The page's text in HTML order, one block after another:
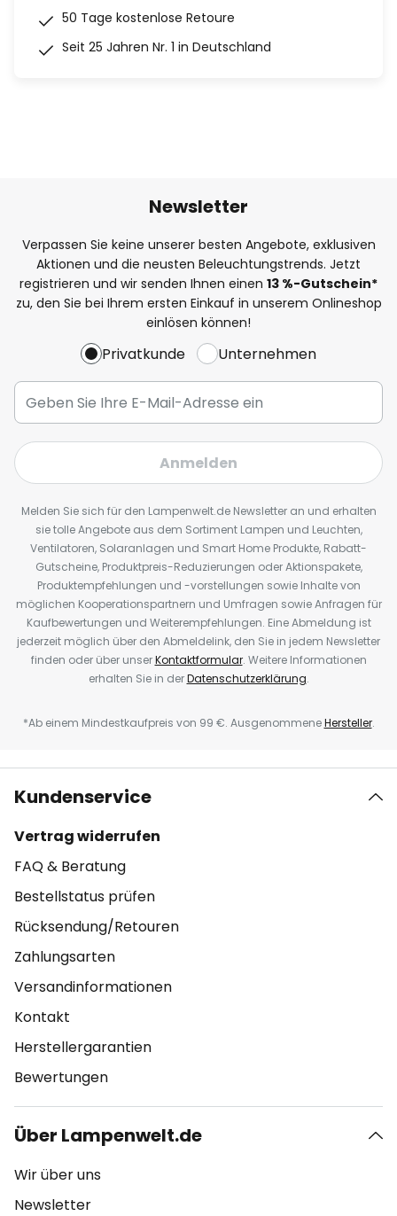
50 Tage kostenlose Retoure
Seit 25 Jahren Nr. 1 in Deutschland
Newsletter
Verpassen Sie keine unserer besten Angebote, exklusiven
Aktionen und die neusten Beleuchtungstrends. Jetzt
registrieren und wir senden Ihnen einen 13 %-Gutschein*
zu, den Sie bei Ihrem ersten Einkauf in unserem Onlineshop
einlösen können!
Privatkunde Unternehmen
Anmelden
Melden Sie sich für den Lampenwelt.de Newsletter an und erhalten
sie tolle Angebote aus dem Sortiment Lampen und Leuchten,
Ventilatoren, Solaranlagen und Smart Home Produkte, Rabatt-
Gutscheine, Produktpreis-Reduzierungen oder Aktionspakete,
Produktempfehlungen und -vorstellungen sowie Inhalte von
möglichen Kooperationspartnern und Umfragen sowie Anfragen für
Kaufbewertungen und Weiterempfehlungen. Eine Abmeldung ist
jederzeit möglich über den Abmeldelink, den Sie in jedem Newsletter
finden oder über unserKontaktformular. Weitere Informationen
erhalten Sie in derDatenschutzerklärung.
*Ab einem Mindestkaufpreis von 99 €. AusgenommeneHersteller.
Kundenservice
Vertrag widerrufen
FAQ & Beratung
Bestellstatus prüfen
Rücksendung/Retouren
Zahlungsarten
Versandinformationen
Kontakt
Herstellergarantien
Bewertungen
Über Lampenwelt.de
Wir über uns
Newsletter